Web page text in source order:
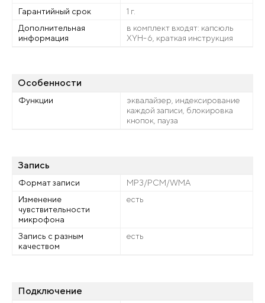
Гарантийный срок
1 г.
Дополнительная
информация
в комплект входят: капсюль
XYH-6, краткая инструкция
Особенности
Функции
эквалайзер, индексирование
каждой записи, блокировка
кнопок, пауза
Запись
Формат записи
MP3/PCM/WMA
Изменение
чувствительности
микрофона
есть
Запись с разным
качеством
есть
Подключение